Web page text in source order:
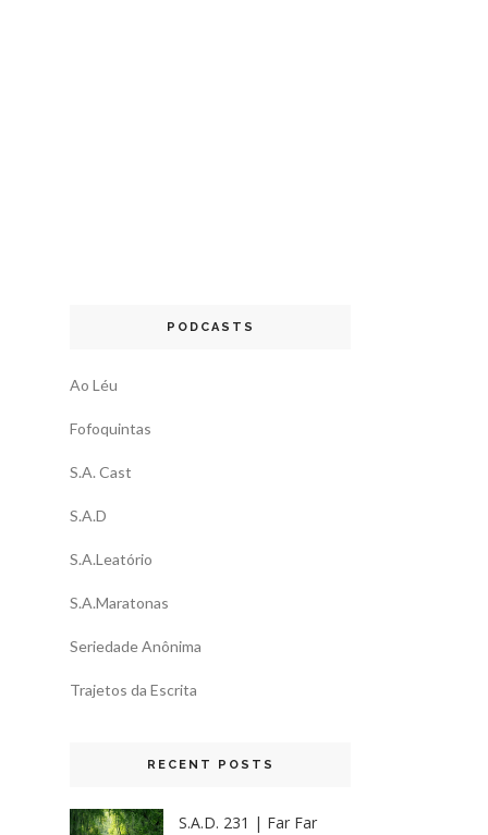
PODCASTS
Ao Léu
Fofoquintas
S.A. Cast
S.A.D
S.A.Leatório
S.A.Maratonas
Seriedade Anônima
Trajetos da Escrita
RECENT POSTS
S.A.D. 231 | Far Far